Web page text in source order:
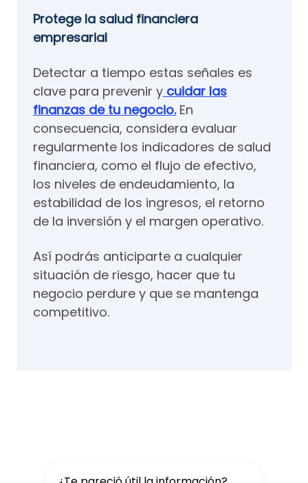
Protege la salud financiera
empresarial
Detectar a tiempo estas señales es
clave para prevenir y cuidar las
finanzas de tu negocio.En
consecuencia, considera evaluar
regularmente los indicadores de salud
financiera, como el flujo de efectivo,
los niveles de endeudamiento, la
estabilidad de los ingresos, el retorno
de la inversión y el margen operativo.
Así podrás anticiparte a cualquier
situación de riesgo, hacer que tu
negocio perdure y que se mantenga
competitivo.